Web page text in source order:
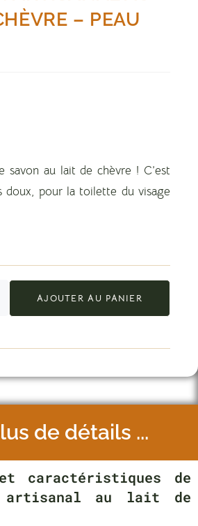
– PEAU
savon au lait de chèvre ! C’est
doux, pour la toilette du visage
AJOUTER AU PANIER
de détails ...
et caractéristiques de
artisanal au lait de